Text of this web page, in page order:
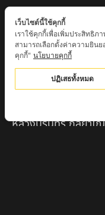
หลวงปู่หนู นรินโท วัด
ครูบาทอง วัดก้อท่า จ
ครูบาตุ๊เจ้าปู่หว่าหลิ่ง วิ
จ.เชียงใหม่
ครูบาศรี สุจิตโต บ้าน
หลวงปู่รินทร์ กลฺยาโ
เว็บไซต์นี้ใช้คุกกี้
เราใช้คุกกี้เพื่อเพิ่มประสิทธิ
สามารถเลือกตั้งค่าความยิน
คุกกี้" นโยบายคุกกี้
ปฏิเสธทั้งหมด